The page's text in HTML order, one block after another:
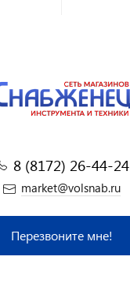
8 (8172) 26-44-24
market@volsnab.ru
Перезвоните мне!